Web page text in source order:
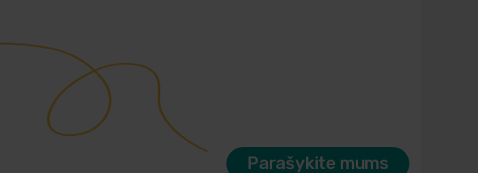
Parašykite mums